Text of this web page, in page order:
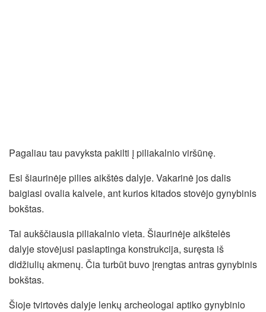
Pagaliau tau pavyksta pakilti į piliakalnio viršūnę.
Esi šiaurinėje pilies aikštės dalyje. Vakarinė jos dalis
baigiasi ovalia kalvele, ant kurios kitados stovėjo gynybinis
bokštas.
Tai aukščiausia piliakalnio vieta. Šiaurinėje aikštelės
dalyje stovėjusi paslaptinga konstrukcija, suręsta iš
didžiulių akmenų. Čia turbūt buvo įrengtas antras gynybinis
bokštas.
Šioje tvirtovės dalyje lenkų archeologai aptiko gynybinio